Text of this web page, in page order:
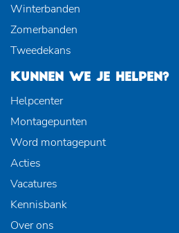
Winterbanden
Zomerbanden
Tweedekans
KUNNEN WE JE HELPEN?
Helpcenter
Montagepunten
Word montagepunt
Acties
Vacatures
Kennisbank
Over ons